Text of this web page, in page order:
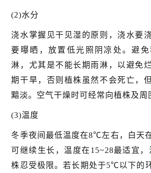
(2)水分
浇水掌握见干见湿的原则，浇水要
要曝晒，放置低光照阴凉处。避
淋，尤其是不能长期雨淋，以避免
期干旱，否则植株虽然不会死亡，
黯淡。空气干燥时可经常向植株及周
(3)温度
冬季夜间最低温度在8℃左右，白天
可继续生长，温度在15~28最适宜
株忍受极限。若长期处于5℃以下的